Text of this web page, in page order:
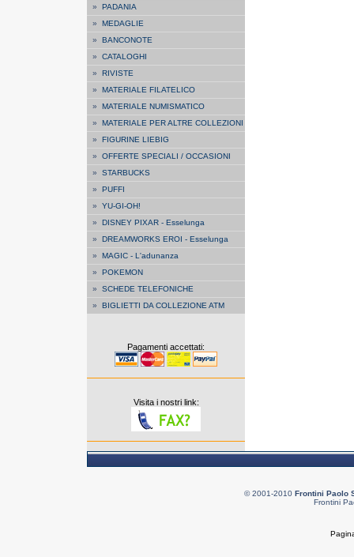
» PADANIA
» MEDAGLIE
» BANCONOTE
» CATALOGHI
» RIVISTE
» MATERIALE FILATELICO
» MATERIALE NUMISMATICO
» MATERIALE PER ALTRE COLLEZIONI
» FIGURINE LIEBIG
» OFFERTE SPECIALI / OCCASIONI
» STARBUCKS
» PUFFI
» YU-GI-OH!
» DISNEY PIXAR - Esselunga
» DREAMWORKS EROI - Esselunga
» MAGIC - L'adunanza
» POKEMON
» SCHEDE TELEFONICHE
» BIGLIETTI DA COLLEZIONE ATM
Pagamenti accettati:
Visita i nostri link:
© 2001-2010 Frontini Paolo
Frontini